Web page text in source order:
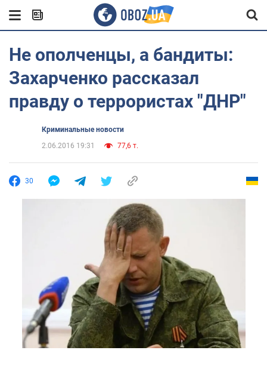
Не ополченцы, а бандиты:
Захарченко рассказал
правду о террористах "ДНР"
Криминальные новости
2.06.2016 19:31
77,6 т.
30